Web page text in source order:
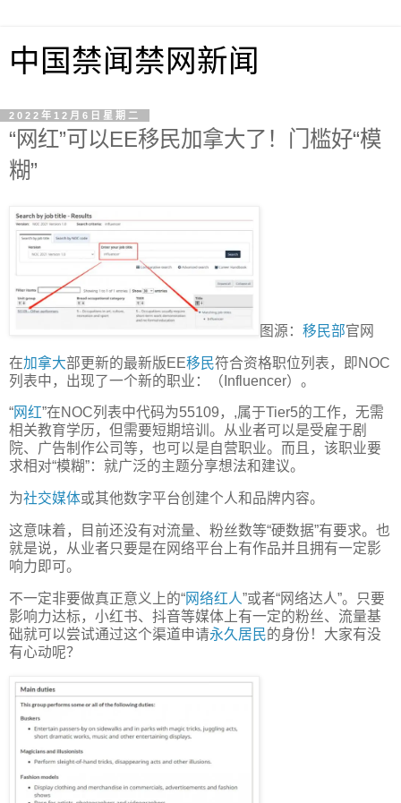
中国禁闻禁网新闻
2022年12月6日星期二
“网红”可以EE移民加拿大了！门槛好“模
糊”
图源： 移民部官网
在加拿大部更新的最新版EE移民符合资格职位列表，即NOC
列表中，出现了一个新的职业：（Influencer）。
“网红”在NOC列表中代码为55109，,属于Tier5的工作，无需
相关教育学历，但需要短期培训。从业者可以是受雇于剧
院、广告制作公司等，也可以是自营职业。而且，该职业要
求相对“模糊”：就广泛的主题分享想法和建议。
为社交媒体或其他数字平台创建个人和品牌内容。
这意味着，目前还没有对流量、粉丝数等“硬数据”有要求。也
就是说，从业者只要是在网络平台上有作品并且拥有一定影
响力即可。
不一定非要做真正意义上的“网络红人”或者“网络达人”。只要
影响力达标，小红书、抖音等媒体上有一定的粉丝、流量基
础就可以尝试通过这个渠道申请永久居民的身份！大家有没
有心动呢？